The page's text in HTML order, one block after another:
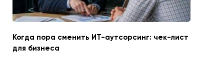
Когда пора сменить ИТ-аутсорсинг: чек-лист
для бизнеса